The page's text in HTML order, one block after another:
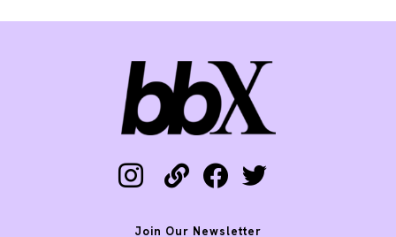
instagram
link facebooktwitter
Join Our Newsletter